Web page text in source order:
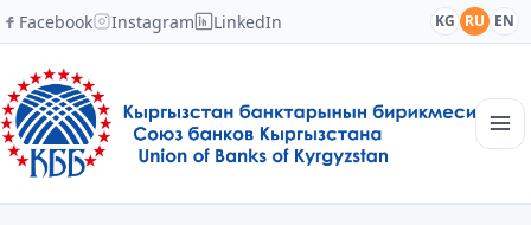
Facebook Instagram LinkedIn KG RU EN